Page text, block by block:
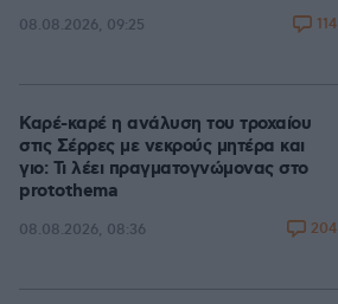
08.08.2026, 09:25 114
Καρέ-καρέ η ανάλυση του τροχαίου
στις Σέρρες με νεκρούς μητέρα και
γιο: Τι λέει πραγματογνώμονας στο
protothema
08.08.2026, 08:36 204